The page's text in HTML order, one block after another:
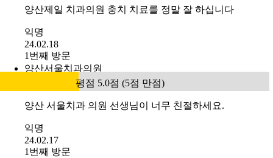
양산제일 치과의원 충치 치료를 정말 잘 하십니다
익명
24.02.18
1번째 방문
양산서울치과의원
평점 5.0점 (5점 만점)
양산 서울치과 의원 선생님이 너무 친절하세요.
익명
24.02.17
1번째 방문